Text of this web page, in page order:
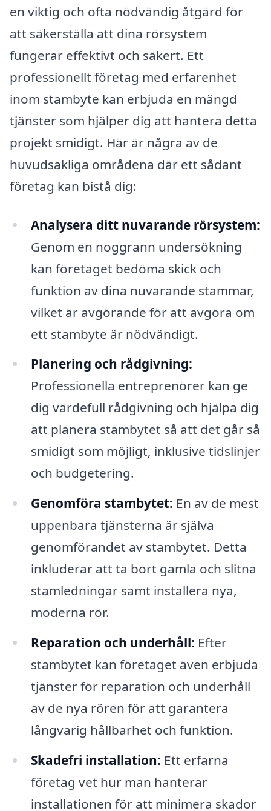
en viktig och ofta nödvändig åtgärd för
att säkerställa att dina rörsystem
fungerar effektivt och säkert. Ett
professionellt företag med erfarenhet
inom stambyte kan erbjuda en mängd
tjänster som hjälper dig att hantera detta
projekt smidigt. Här är några av de
huvudsakliga områdena där ett sådant
företag kan bistå dig:
Analysera ditt nuvarande rörsystem:
Genom en noggrann undersökning
kan företaget bedöma skick och
funktion av dina nuvarande stammar,
vilket är avgörande för att avgöra om
ett stambyte är nödvändigt.
Planering och rådgivning:
Professionella entreprenörer kan ge
dig värdefull rådgivning och hjälpa dig
att planera stambytet så att det går så
smidigt som möjligt, inklusive tidslinjer
och budgetering.
Genomföra stambytet: En av de mest
uppenbara tjänsterna är själva
genomförandet av stambytet. Detta
inkluderar att ta bort gamla och slitna
stamledningar samt installera nya,
moderna rör.
Reparation och underhåll: Efter
stambytet kan företaget även erbjuda
tjänster för reparation och underhåll
av de nya rören för att garantera
långvarig hållbarhet och funktion.
Skadefri installation: Ett erfarna
företag vet hur man hanterar
installationen för att minimera skador